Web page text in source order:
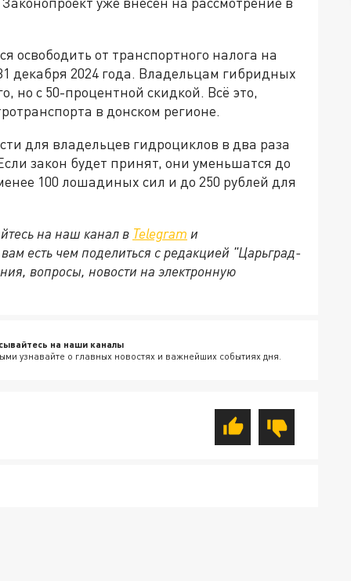
освободить от транспортного налога на
декабря 2024 года. Владельцам гибридных
но с 50-процентной скидкой. Всё это,
в донском регионе.
для владельцев гидроциклов в два раза
закон будет принят, они уменьшатся до
100 лошадиных сил и до 250 рублей для
на наш канал в Telegram и
есть чем поделиться с редакцией "Царьград-
вопросы, новости на электронную
на наши каналы
узнавайте о главных новостях и важнейших событиях дня.